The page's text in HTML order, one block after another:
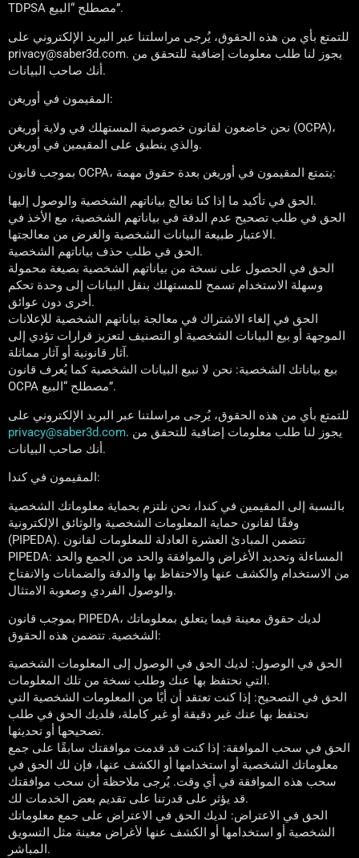
TDPSA مصطلح “البيع”.
للتمتع بأي من هذه الحقوق، يُرجى مراسلتنا عبر البريد الإلكتروني على
privacy@saber3d.com. يجوز لنا طلب معلومات إضافية للتحقق من
أنك صاحب البيانات.
المقيمون في أوريغن:
نحن خاضعون لقانون خصوصية المستهلك في ولاية أوريغن (OCPA)،
والذي ينطبق على المقيمين في أوريغن.
بموجب قانون OCPA، يتمتع المقيمون في أوريغن بعدة حقوق مهمة:
الحق في تأكيد ما إذا كنا نعالج بياناتهم الشخصية والوصول إليها.
الحق في طلب تصحيح عدم الدقة في بياناتهم الشخصية، مع الأخذ في
الاعتبار طبيعة البيانات الشخصية والغرض من معالجتها.
الحق في طلب حذف بياناتهم الشخصية.
الحق في الحصول على نسخة من بياناتهم الشخصية بصيغة محمولة
وسهلة الاستخدام تسمح للمستهلك بنقل البيانات إلى وحدة تحكم
أخرى دون عوائق.
الحق في إلغاء الاشتراك في معالجة بياناتهم الشخصية للإعلانات
الموجهة أو بيع البيانات الشخصية أو التصنيف لتعزيز قرارات تؤدي إلى
آثار قانونية أو آثار مماثلة.
بيع بياناتك الشخصية: نحن لا نبيع البيانات الشخصية كما يُعرف قانون
OCPA مصطلح “البيع”.
للتمتع بأي من هذه الحقوق، يُرجى مراسلتنا عبر البريد الإلكتروني على
privacy@saber3d.com. يجوز لنا طلب معلومات إضافية للتحقق من
أنك صاحب البيانات.
المقيمون في كندا:
بالنسبة إلى المقيمين في كندا، نحن نلتزم بحماية معلوماتك الشخصية
وفقًا لقانون حماية المعلومات الشخصية والوثائق الإلكترونية
(PIPEDA). تتضمن المبادئ العشرة العادلة للمعلومات لقانون
PIPEDA: المساءلة وتحديد الأغراض والموافقة والحد من الجمع والحد
من الاستخدام والكشف عنها والاحتفاظ بها والدقة والضمانات والانفتاح
والوصول الفردي وصعوبة الامتثال.
بموجب قانون PIPEDA، لديك حقوق معينة فيما يتعلق بمعلوماتك
الشخصية. تتضمن هذه الحقوق:
الحق في الوصول: لديك الحق في الوصول إلى المعلومات الشخصية
التي نحتفظ بها عنك وطلب نسخة من تلك المعلومات.
الحق في التصحيح: إذا كنت تعتقد أن أيًا من المعلومات الشخصية التي
نحتفظ بها عنك غير دقيقة أو غير كاملة، فلديك الحق في طلب
تصحيحها أو تحديثها.
الحق في سحب الموافقة: إذا كنت قد قدمت موافقتك سابقًا على جمع
معلوماتك الشخصية أو استخدامها أو الكشف عنها، فإن لك الحق في
سحب هذه الموافقة في أي وقت. يُرجى ملاحظة أن سحب موافقتك
قد يؤثر على قدرتنا على تقديم بعض الخدمات لك.
الحق في الاعتراض: لديك الحق في الاعتراض على جمع معلوماتك
الشخصية أو استخدامها أو الكشف عنها لأغراض معينة مثل التسويق
المباشر.